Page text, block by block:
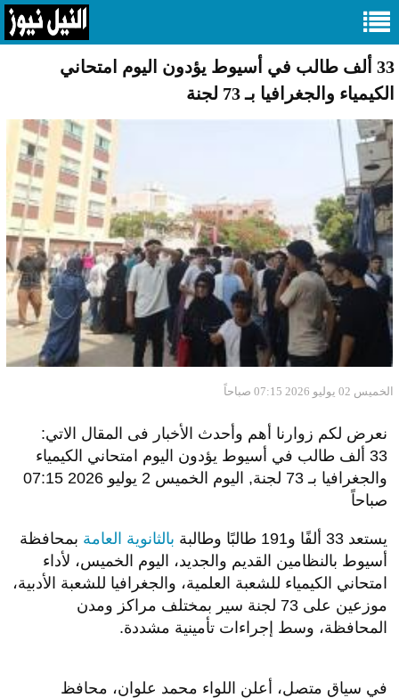
33 ألف طالب في أسيوط يؤدون اليوم امتحاني
الكيمياء والجغرافيا بـ 73 لجنة
الخميس 02 يوليو 2026 07:15 صباحاً
نعرض لكم زوارنا أهم وأحدث الأخبار فى المقال الاتي:
33 ألف طالب في أسيوط يؤدون اليوم امتحاني الكيمياء
والجغرافيا بـ 73 لجنة, اليوم الخميس 2 يوليو 2026 07:15
صباحاً
​يستعد 33 ألفًا و191 طالبًا وطالبة بالثانوية العامة بمحافظة
أسيوط بالنظامين القديم والجديد، اليوم الخميس، لأداء
امتحاني الكيمياء للشعبة العلمية، والجغرافيا للشعبة الأدبية،
موزعين على 73 لجنة سير بمختلف مراكز ومدن
المحافظة، وسط إجراءات تأمينية مشددة.
​في سياق متصل، أعلن اللواء محمد علوان، محافظ